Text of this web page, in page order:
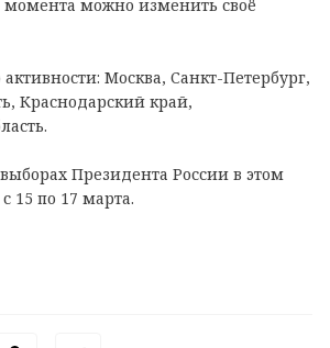
момента можно изменить своё
Москва, Санкт-Петербург,
Краснодарский край,
Президента России в этом
15 по 17 марта.